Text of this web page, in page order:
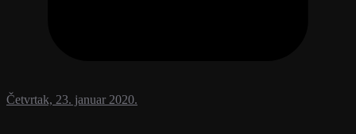
Četvrtak, 23. januar 2020.